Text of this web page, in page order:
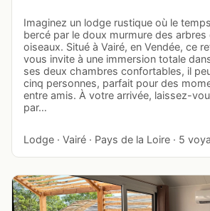
Imaginez un lodge rustique où le
bercé par le doux murmure des arbres
oiseaux. Situé à Vairé, en Vendée, ce
vous invite à une immersion totale
ses deux chambres confortables, il
cinq personnes, parfait pour des
entre amis. À votre arrivée, laissez-
par…
Lodge · Vairé · Pays de la Loire · 5